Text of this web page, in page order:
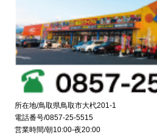
所在地/鳥取県鳥取市大杙201-1
電話番号/0857-25-5515
営業時間/朝10:00-夜20:00